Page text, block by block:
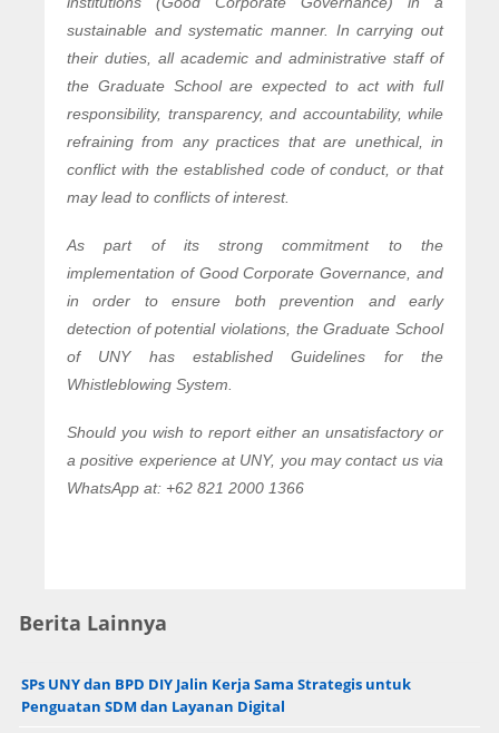
sustainable and systematic manner. In carrying out
their duties, all academic and administrative staff of
the Graduate School are expected to act with full
responsibility, transparency, and accountability, while
refraining from any practices that are unethical, in
conflict with the established code of conduct, or that
may lead to conflicts of interest.
As part of its strong commitment to the
implementation of Good Corporate Governance, and
in order to ensure both prevention and early
detection of potential violations, the Graduate School
of UNY has established Guidelines for the
Whistleblowing System.
Should you wish to report either an unsatisfactory or
a positive experience at UNY, you may contact us via
WhatsApp at: +62 821 2000 1366
Berita Lainnya
SPs UNY dan BPD DIY Jalin Kerja Sama Strategis untuk
Penguatan SDM dan Layanan Digital